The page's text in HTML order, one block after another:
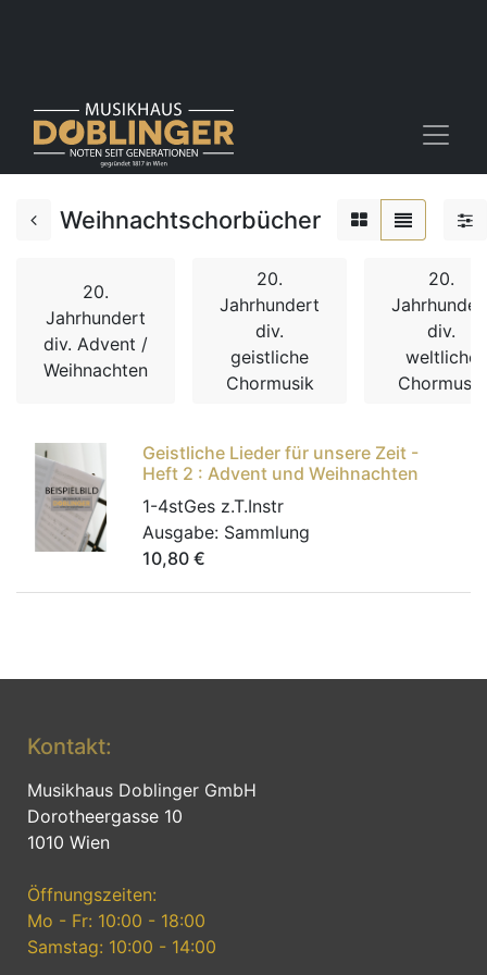
Weihnachtschorbücher
20.
Jahrhundert
div. Advent /
Weihnachten
20.
Jahrhundert
div.
geistliche
Chormusik
20.
div.
weltliche
Chormusik
Geistliche Lieder für unsere Zeit -
Heft 2 : Advent und Weihnachten
1-4stGes z.T.Instr
Ausgabe: Sammlung
10,80 €
Kontakt:
Musikhaus Doblinger GmbH
Dorotheergasse 10
1010 Wien
Öffnungszeiten:
Mo - Fr: 10:00 - 18:00
Samstag: 10:00 - 14:00